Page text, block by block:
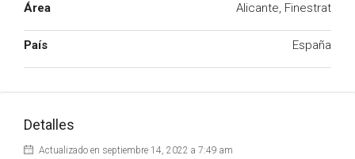
Área Alicante, Finestrat
País España
Detalles
Actualizado en septiembre 14, 2022 a 7:49 am